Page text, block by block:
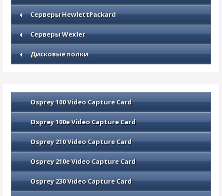
Серверы HewlettPackard
Серверы Wexler
Дисковые полки
Osprey 100 Video Capture Card
Osprey 100e Video Capture Card
Osprey 210 Video Capture Card
Osprey 210e Video Capture Card
Osprey 230 Video Capture Card